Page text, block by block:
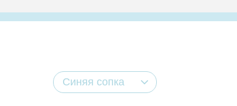
Синяя сопка